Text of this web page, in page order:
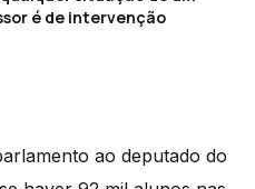
é de intervenção
ao deputado do